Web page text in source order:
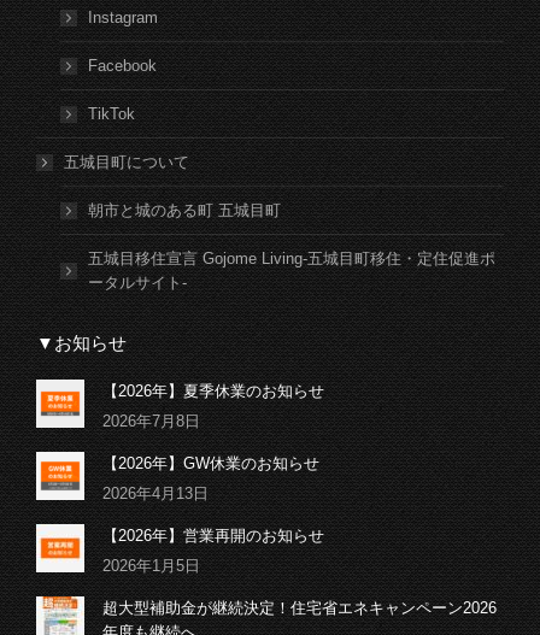
Instagram
Facebook
TikTok
五城目町について
朝市と城のある町 五城目町
五城目移住宣言 Gojome Living-五城目町移住・定住促進ポ
ータルサイト-
▼お知らせ
【2026年】夏季休業のお知らせ
2026年7月8日
【2026年】GW休業のお知らせ
2026年4月13日
【2026年】営業再開のお知らせ
2026年1月5日
超大型補助金が継続決定！住宅省エネキャンペーン2026